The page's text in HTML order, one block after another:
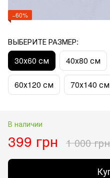
−60%
ВЫБЕРИТЕ РАЗМЕР:
30х60 см 40х80 см
60х120 см 70х140 см
В наличии
399 грн 1 000 грн